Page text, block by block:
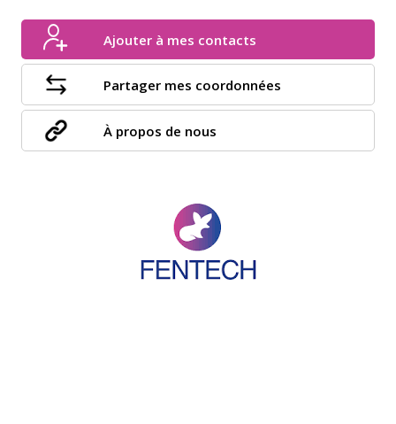
Ajouter à mes contacts
Partager mes coordonnées
À propos de nous